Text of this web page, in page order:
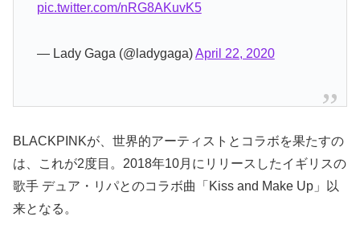
pic.twitter.com/nRG8AKuvK5
— Lady Gaga (@ladygaga)April 22, 2020
BLACKPINKが、世界的アーティストとコラボを果たすの
は、これが2度目。2018年10月にリリースしたイギリスの
歌手 デュア・リパとのコラボ曲「Kiss and Make Up」以
来となる。